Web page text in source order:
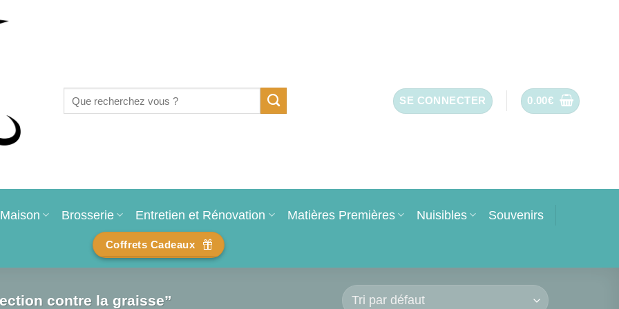
pour :
SE CONNECTER 0.00€
Maison Brosserie Entretien et Rénovation Matières Premières Nuisibles Souvenirs
Coffrets Cadeaux
contre la graisse”